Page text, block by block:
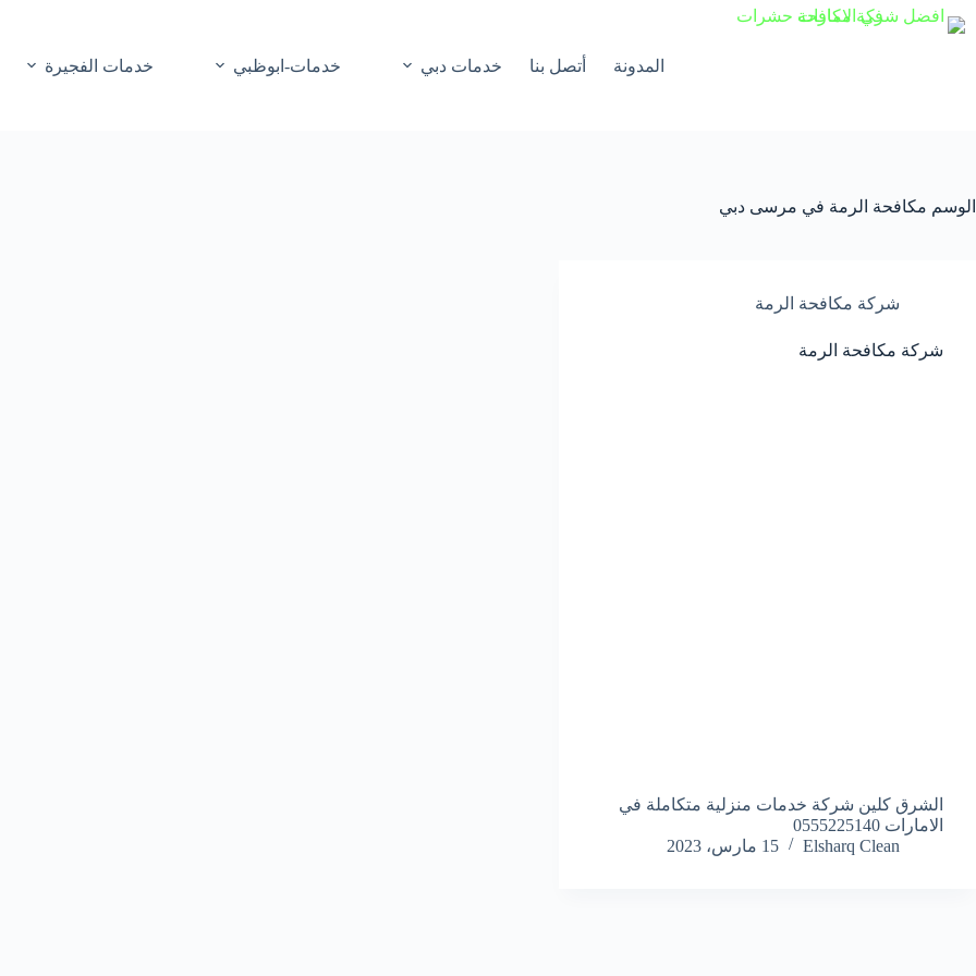
التجاوز
إلى
المدونة أتصل بنا خدمات دبي خدمات-ابوظبي خدمات الفجيرة
الوسم مكافحة الرمة في مرسى دبي
شركة مكافحة الرمة
شركة مكافحة الرمة
الشرق كلين شركة خدمات منزلية متكاملة في
الامارات 0555225140
Elsharq Clean
15 مارس، 2023